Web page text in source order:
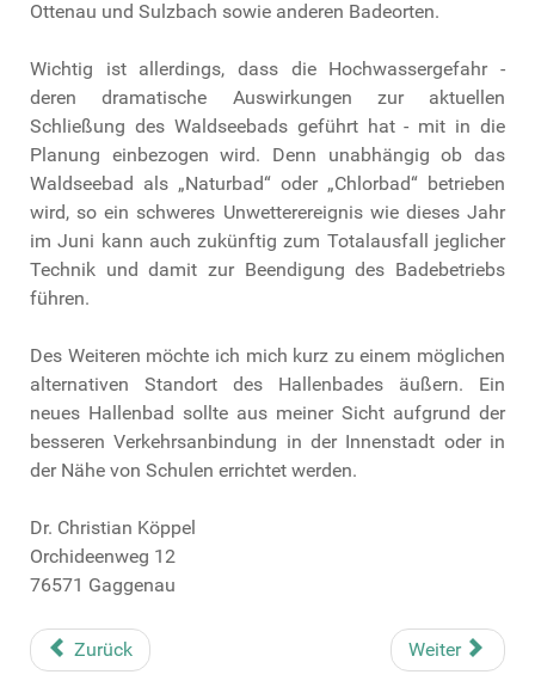
Ottenau und Sulzbach sowie anderen Badeorten.
Wichtig ist allerdings, dass die Hochwassergefahr -
deren dramatische Auswirkungen zur aktuellen
Schließung des Waldseebads geführt hat - mit in die
Planung einbezogen wird. Denn unabhängig ob das
Waldseebad als „Naturbad“ oder „Chlorbad“ betrieben
wird, so ein schweres Unwetterereignis wie dieses Jahr
im Juni kann auch zukünftig zum Totalausfall jeglicher
Technik und damit zur Beendigung des Badebetriebs
führen.
Des Weiteren möchte ich mich kurz zu einem möglichen
alternativen Standort des Hallenbades äußern. Ein
neues Hallenbad sollte aus meiner Sicht aufgrund der
besseren Verkehrsanbindung in der Innenstadt oder in
der Nähe von Schulen errichtet werden.
Dr. Christian Köppel
Orchideenweg 12
76571 Gaggenau
Zurück Weiter